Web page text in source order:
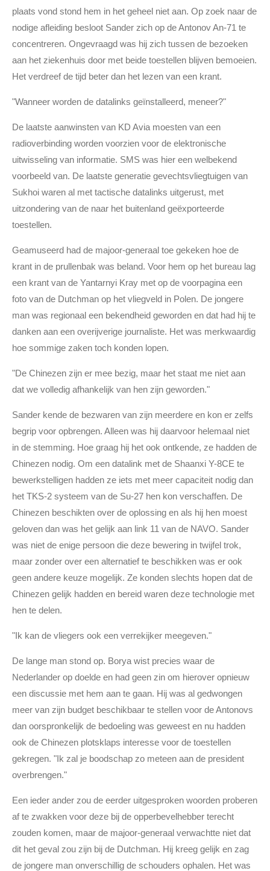
plaats vond stond hem in het geheel niet aan. Op zoek naar de
nodige afleiding besloot Sander zich op de Antonov An-71 te
concentreren. Ongevraagd was hij zich tussen de bezoeken
aan het ziekenhuis door met beide toestellen blijven bemoeien.
Het verdreef de tijd beter dan het lezen van een krant.
"Wanneer worden de datalinks geïnstalleerd, meneer?"
De laatste aanwinsten van KD Avia moesten van een
radioverbinding worden voorzien voor de elektronische
uitwisseling van informatie. SMS was hier een welbekend
voorbeeld van. De laatste generatie gevechtsvliegtuigen van
Sukhoi waren al met tactische datalinks uitgerust, met
uitzondering van de naar het buitenland geëxporteerde
toestellen.
Geamuseerd had de majoor-generaal toe gekeken hoe de
krant in de prullenbak was beland. Voor hem op het bureau lag
een krant van de Yantarnyi Kray met op de voorpagina een
foto van de Dutchman op het vliegveld in Polen. De jongere
man was regionaal een bekendheid geworden en dat had hij te
danken aan een overijverige journaliste. Het was merkwaardig
hoe sommige zaken toch konden lopen.
"De Chinezen zijn er mee bezig, maar het staat me niet aan
dat we volledig afhankelijk van hen zijn geworden."
Sander kende de bezwaren van zijn meerdere en kon er zelfs
begrip voor opbrengen. Alleen was hij daarvoor helemaal niet
in de stemming. Hoe graag hij het ook ontkende, ze hadden de
Chinezen nodig. Om een datalink met de Shaanxi Y-8CE te
bewerkstelligen hadden ze iets met meer capaciteit nodig dan
het TKS-2 systeem van de Su-27 hen kon verschaffen. De
Chinezen beschikten over de oplossing en als hij hen moest
geloven dan was het gelijk aan link 11 van de NAVO. Sander
was niet de enige persoon die deze bewering in twijfel trok,
maar zonder over een alternatief te beschikken was er ook
geen andere keuze mogelijk. Ze konden slechts hopen dat de
Chinezen gelijk hadden en bereid waren deze technologie met
hen te delen.
"Ik kan de vliegers ook een verrekijker meegeven."
De lange man stond op. Borya wist precies waar de
Nederlander op doelde en had geen zin om hierover opnieuw
een discussie met hem aan te gaan. Hij was al gedwongen
meer van zijn budget beschikbaar te stellen voor de Antonovs
dan oorspronkelijk de bedoeling was geweest en nu hadden
ook de Chinezen plotsklaps interesse voor de toestellen
gekregen. "Ik zal je boodschap zo meteen aan de president
overbrengen."
Een ieder ander zou de eerder uitgesproken woorden proberen
af te zwakken voor deze bij de opperbevelhebber terecht
zouden komen, maar de majoor-generaal verwachtte niet dat
dit het geval zou zijn bij de Dutchman. Hij kreeg gelijk en zag
de jongere man onverschillig de schouders ophalen. Het was